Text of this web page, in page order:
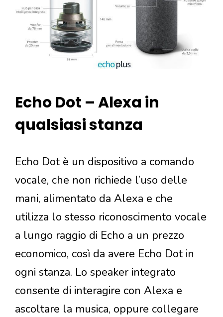
Echo Dot – Alexa in
qualsiasi stanza
Echo Dot è un dispositivo a comando
vocale, che non richiede l’uso delle
mani, alimentato da Alexa e che
utilizza lo stesso riconoscimento vocale
a lungo raggio di Echo a un prezzo
economico, così da avere Echo Dot in
ogni stanza. Lo speaker integrato
consente di interagire con Alexa e
ascoltare la musica, oppure collegare